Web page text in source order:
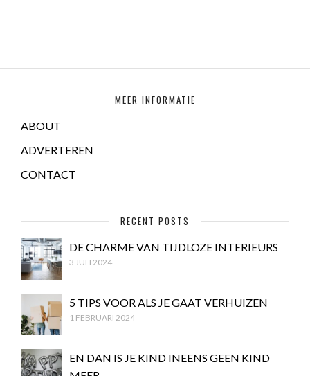
MEER INFORMATIE
ABOUT
ADVERTEREN
CONTACT
RECENT POSTS
DE CHARME VAN TIJDLOZE INTERIEURS
3 JULI 2024
5 TIPS VOOR ALS JE GAAT VERHUIZEN
1 FEBRUARI 2024
EN DAN IS JE KIND INEENS GEEN KIND